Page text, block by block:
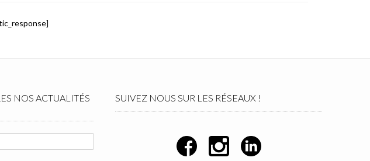
NOS ACTUALITÉS
SUIVEZ NOUS SUR LES RÉSEAUX !